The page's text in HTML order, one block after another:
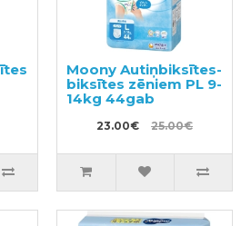
Moony Autiņbiksītes-
biksītes zēniem PL 9-
14kg 44gab
23.00€ 25.00€